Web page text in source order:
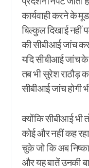
कार्यवाही करने के
बिल्कुल दिखाई नहीं
की सीबीआई जांच
यदि सीबीआई जांच के
तब भी सुरेश राठौड़
सीबीआई जांच होगी
क्योंकि सीबीआई भी
कोई और नहीं कह
चुके जो कि अब
और यह बातें उनकी